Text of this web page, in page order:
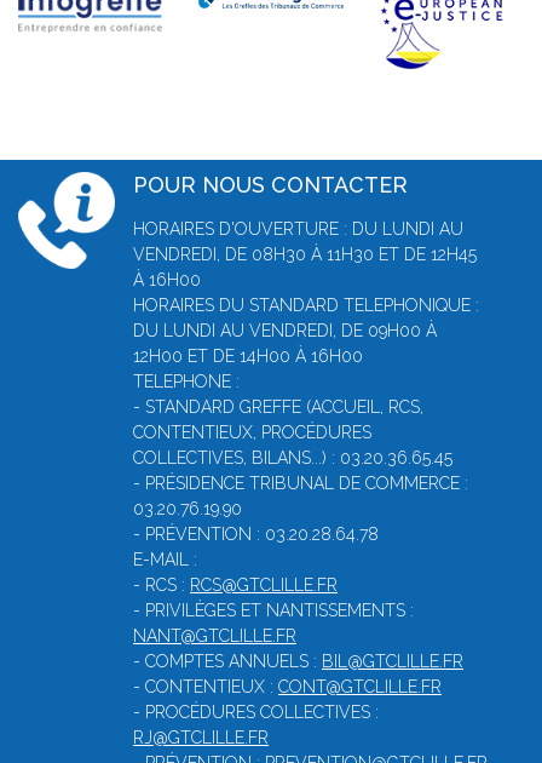
POUR NOUS CONTACTER
HORAIRES D'OUVERTURE : DU LUNDI AU
VENDREDI, DE 08H30 À 11H30 ET DE 12H45
À 16H00
HORAIRES DU STANDARD TELEPHONIQUE :
DU LUNDI AU VENDREDI, DE 09H00 À
12H00 ET DE 14H00 À 16H00
TELEPHONE :
- STANDARD GREFFE (ACCUEIL, RCS,
CONTENTIEUX, PROCÉDURES
COLLECTIVES, BILANS...) : 03.20.36.65.45
- PRÉSIDENCE TRIBUNAL DE COMMERCE :
03.20.76.19.90
- PRÉVENTION : 03.20.28.64.78
E-MAIL :
- RCS : RCS@GTCLILLE.FR
- PRIVILÈGES ET NANTISSEMENTS :
NANT@GTCLILLE.FR
- COMPTES ANNUELS : BIL@GTCLILLE.FR
- CONTENTIEUX : CONT@GTCLILLE.FR
- PROCÉDURES COLLECTIVES :
RJ@GTCLILLE.FR